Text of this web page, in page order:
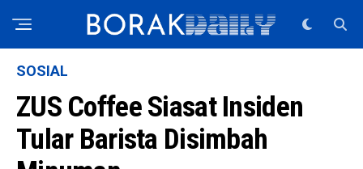
SOSIAL
ZUS Coffee Siasat Insiden
Tular Barista Disimbah